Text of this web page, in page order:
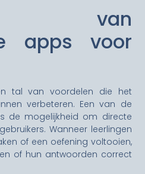
van
apps voor
tal van voordelen die het
verbeteren. Een van de
de mogelijkheid om directe
Wanneer leerlingen
of een oefening voltooien,
of hun antwoorden correct